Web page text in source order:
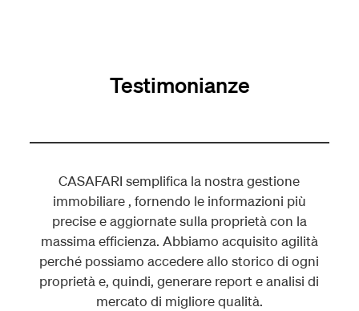
Testimonianze
CASAFARI semplifica la nostra gestione
immobiliare , fornendo le informazioni più
precise e aggiornate sulla proprietà con la
massima efficienza. Abbiamo acquisito agilità
perché possiamo accedere allo storico di ogni
proprietà e, quindi, generare report e analisi di
mercato di migliore qualità.